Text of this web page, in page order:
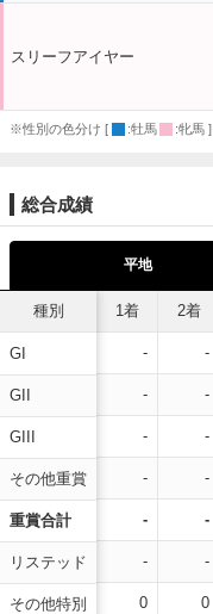
スリーフアイヤー
※性別の色分け [ :牡馬 :牝馬 ]
総合成績
平地
種別
GI
GII
GIII
その他重賞
重賞合計
リステッド
その他特別
1着 2着
- -
- -
- -
- -
- -
- -
0 0